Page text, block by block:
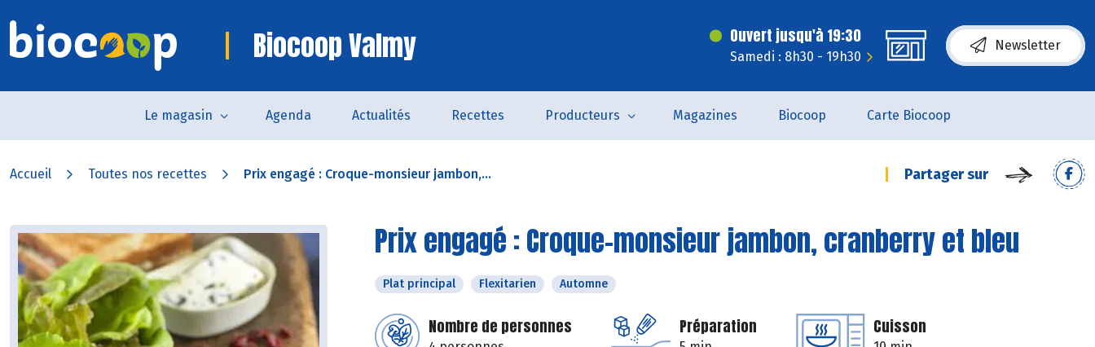
Biocoop Valmy Ouvert jusqu'à 19:30
Samedi : 8h30 - 19h30
Newsletter
Le magasin Agenda Actualités Recettes Producteurs Magazines Biocoop Carte Biocoop
Accueil Toutes nos recettes Prix engagé : Croque-monsieur jambon,... Partager sur
Prix engagé : Croque-monsieur jambon, cranberry et bleu
Plat principal Flexitarien Automne
Nombre de personnes Préparation Cuisson